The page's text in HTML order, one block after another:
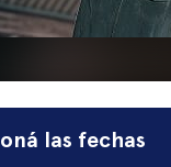
las fechas